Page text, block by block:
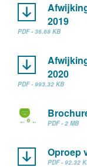
2019
PDF - 36.68 KB
2020
PDF - 993.32 KB
PDF - 2 MB
Oproep
PDF - 92.32